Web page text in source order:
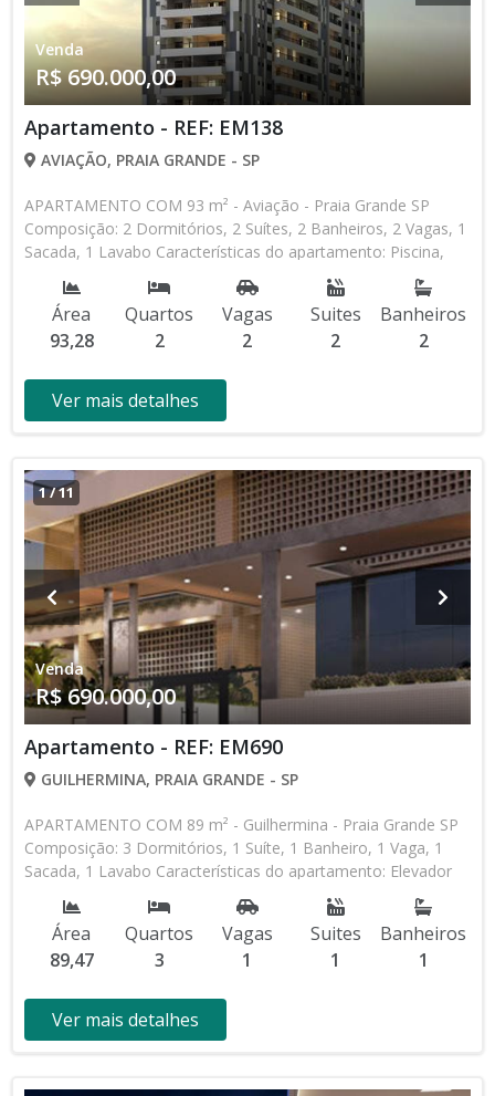
Venda
R$ 690.000,00
Apartamento - REF: EM138
AVIAÇÃO, PRAIA GRANDE - SP
APARTAMENTO COM 93 m² - Aviação - Praia Grande SP
Composição: 2 Dormitórios, 2 Suítes, 2 Banheiros, 2 Vagas, 1
Sacada, 1 Lavabo Características do apartamento: Piscina,
Piscina Infantil, Salão de Jogos, Salão de Festas, Espaço Kids,
Espaço Gourmet, Academia Lançamento, Em Obras * Os
valores e disponibilidade podem ser alterados sem prévio
aviso. Favor verificar entrando em contato com nossa equipe
Área
93,28
Quartos
2
Vagas
2
Suites
2
Banheiros
2
Ver mais detalhes
1/11
Venda
R$ 690.000,00
Apartamento - REF: EM690
GUILHERMINA, PRAIA GRANDE - SP
APARTAMENTO COM 89 m² - Guilhermina - Praia Grande SP
Composição: 3 Dormitórios, 1 Suíte, 1 Banheiro, 1 Vaga, 1
Sacada, 1 Lavabo Características do apartamento: Elevador
Social, Elevador de Serviço, Interfone, Gás Encanado, Piscina,
Salão de Jogos, Salão de Festas, Espaço Kids, Academia,
Churrasqueira Lançamento, Pronto para Morar * Os valores e
disponibilidade podem ser alterados sem prévio aviso. Favor
Área
89,47
Quartos
3
Vagas
1
Suites
1
Banheiros
1
Ver mais detalhes